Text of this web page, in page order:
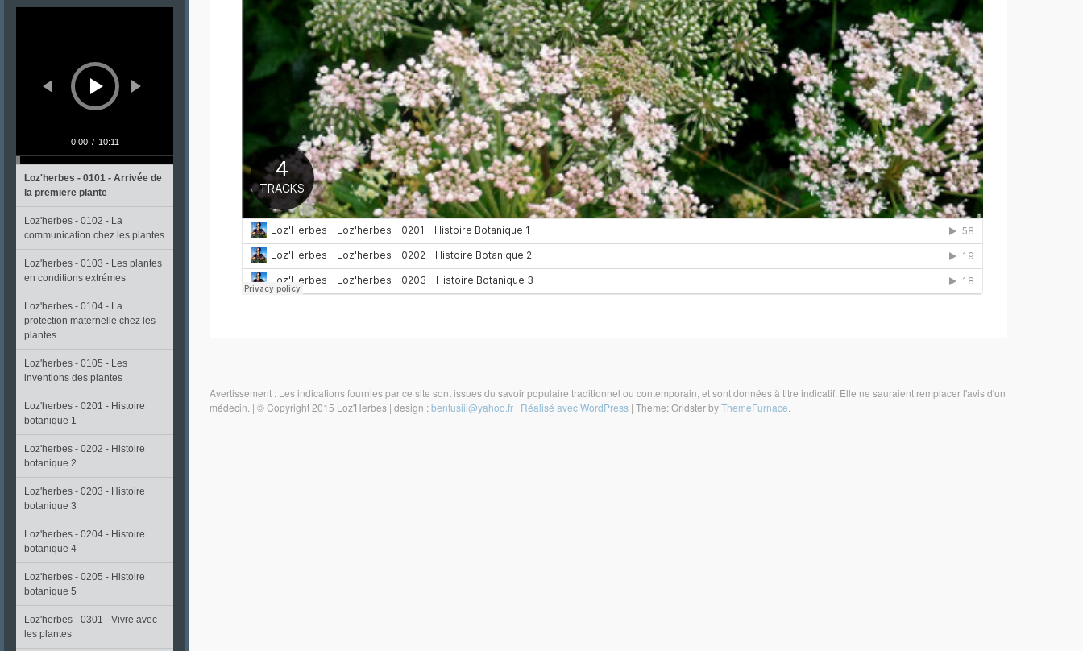
0:00 / 10:11
Loz'herbes - 0101 - Arrivée de
la premiere plante
Loz'herbes - 0102 - La
communication chez les plantes
Loz'herbes - 0103 - Les plantes
en conditions extrémes
Loz'herbes - 0104 - La
protection maternelle chez les
plantes
Loz'herbes - 0105 - Les
inventions des plantes
Loz'herbes - 0201 - Histoire
botanique 1
Loz'herbes - 0202 - Histoire
botanique 2
Loz'herbes - 0203 - Histoire
botanique 3
Loz'herbes - 0204 - Histoire
botanique 4
Loz'herbes - 0205 - Histoire
botanique 5
Loz'herbes - 0301 - Vivre avec
les plantes
Avertissement : Les indications fournies par ce site sont issues du savoir populaire traditionnel ou contemporain, et sont données à titre indicatif. Elle ne sauraient remplacer l'avis d'un
médecin. | © Copyright 2015 Loz'Herbes | design :bentusiii@yahoo.fr | Réalisé avec WordPress | Theme: Gridster byThemeFurnace